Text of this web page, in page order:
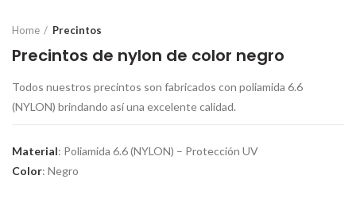
Home Precintos
Precintos de nylon de color negro
Todos nuestros precintos son fabricados con poliamida 6.6
(NYLON) brindando así una excelente calidad.
Material: Poliamida 6.6 (NYLON) – Protección UV
Color: Negro